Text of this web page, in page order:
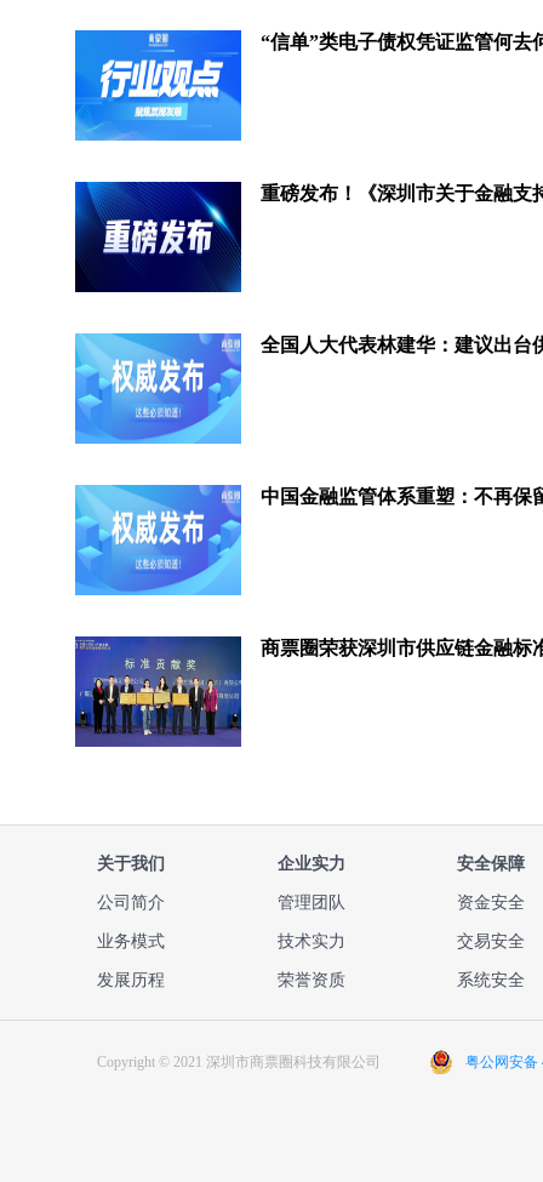
关于我们
公司简介
业务模式
发展历程
企业实力
管理团队
技术实力
荣誉资质
安全保障
资金安全
交易安全
系统安全
Copyright © 2021 深圳市商票圈科技有限公司 粤公网安备